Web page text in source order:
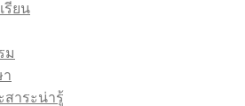
รียน
ม
าระน่ารู้